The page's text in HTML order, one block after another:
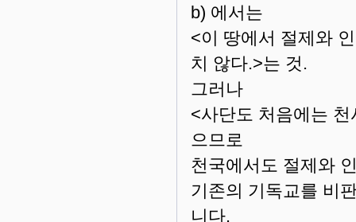
b) 에서는
<이 땅에서 절제와
치 않다.>는 것.
그러나
<사단도 처음에는
으므로
천국에서도 절제와
기존의 기독교를 비
니다.